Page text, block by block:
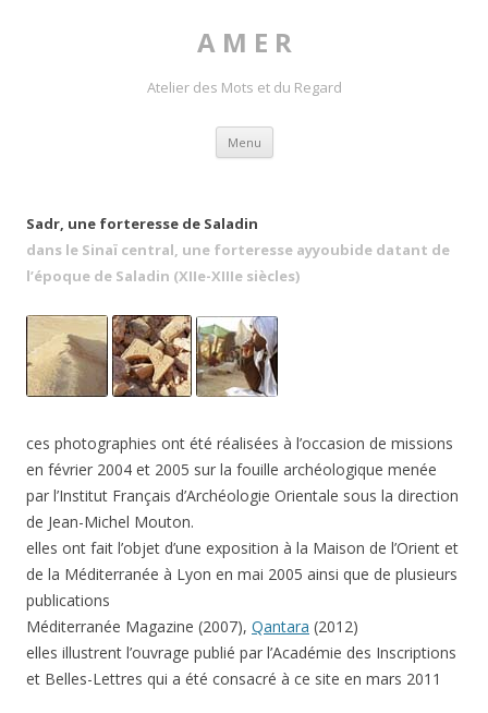
A M E R
Atelier des Mots et du Regard
Menu Skip to content
Sadr, une forteresse de Saladin
dans le Sinaï central, une forteresse ayyoubide datant de
l’époque de Saladin (XIIe-XIIIe siècles)
ces photographies ont été réalisées à l’occasion de missions
en février 2004 et 2005 sur la fouille archéologique menée
par l’Institut Français d’Archéologie Orientale sous la direction
de Jean-Michel Mouton.
elles ont fait l’objet d’une exposition à la Maison de l’Orient et
de la Méditerranée à Lyon en mai 2005 ainsi que de plusieurs
publications
Méditerranée Magazine (2007), Qantara (2012)
elles illustrent l’ouvrage publié par l’Académie des Inscriptions
et Belles-Lettres qui a été consacré à ce site en mars 2011